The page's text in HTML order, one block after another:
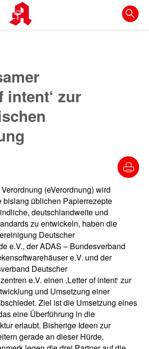
intent‘ zur
(eVerordnung) wird
bislang üblichen Papierrezepte
deutschlandweite und
zu entwickeln, haben die
Deutscher
e.V., der ADAS – Bundesverband
e.V. und der
Deutscher
e.V. einen ‚Letter of intent‘ zur
und Umsetzung einer
Ziel ist die Umsetzung eines
eine Überführung in die
erlaubt. Bisherige Ideen zur
gerade an dieser Hürde.